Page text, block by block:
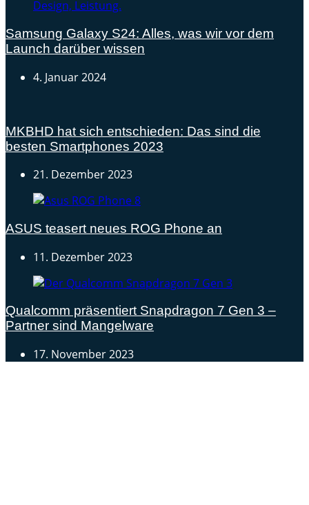
Samsung Galaxy S24: Alles, was wir vor dem
Launch darüber wissen
4. Januar 2024
MKBHD hat sich entschieden: Das sind die
besten Smartphones 2023
21. Dezember 2023
ASUS teasert neues ROG Phone an
11. Dezember 2023
Qualcomm präsentiert Snapdragon 7 Gen 3 –
Partner sind Mangelware
17. November 2023